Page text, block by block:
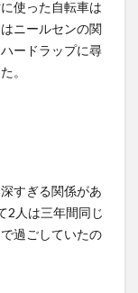
使った自転車は
ニールセンの関
ードラップに尋
。
すぎる関係があ
2人は三年間同じ
過ごしていたの